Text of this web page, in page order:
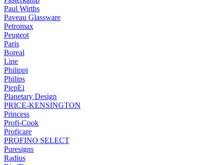
Paul Wirths
Paveau Glassware
Petromax
Peugeot
Paris
Boreal
Line
Philippi
Philips
PiepEi
Planetary Design
PRICE-KENSINGTON
Princess
Profi-Cook
Proficare
PROFINO SELECT
Puresigns
Radius